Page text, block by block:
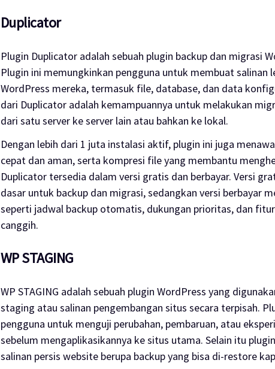
Duplicator
Plugin Duplicator adalah sebuah plugin backup dan migrasi
Plugin ini memungkinkan pengguna untuk membuat salinan
WordPress mereka, termasuk file, database, dan data
dari Duplicator adalah kemampuannya untuk melakukan
dari satu server ke server lain atau bahkan ke lokal.
Dengan lebih dari 1 juta instalasi aktif, plugin ini juga
cepat dan aman, serta kompresi fileyang membantu
Duplicator tersedia dalam versi gratis dan berbayar. Versi
dasar untuk backup dan migrasi, sedangkan versi berbayar
seperti jadwal backup otomatis, dukungan prioritas, dan
canggih.
WP STAGING
WP STAGING adalah sebuah plugin WordPress yang
staging atau salinan pengembangan situs secara terpisah.
pengguna untuk menguji perubahan, pembaruan, atau
sebelum mengaplikasikannya ke situs utama. Selain itu plugin
salinan persis website berupa backup yang bisa di-restore